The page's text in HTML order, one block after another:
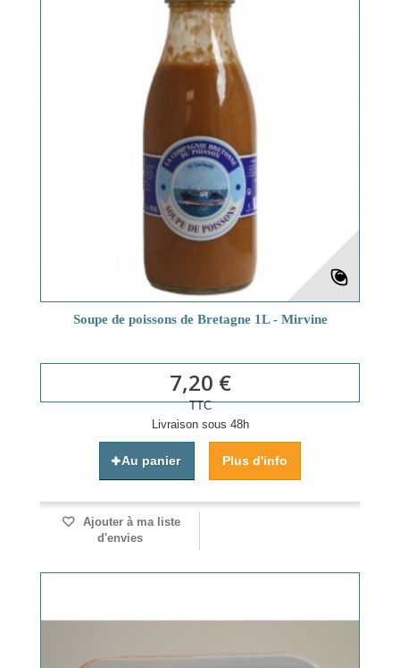
Soupe de poissons de Bretagne 1L - Mirvine
7,20 €
TTC
Livraison sous 48h
Au panier Plus d'info
Ajouter à ma liste
d'envies